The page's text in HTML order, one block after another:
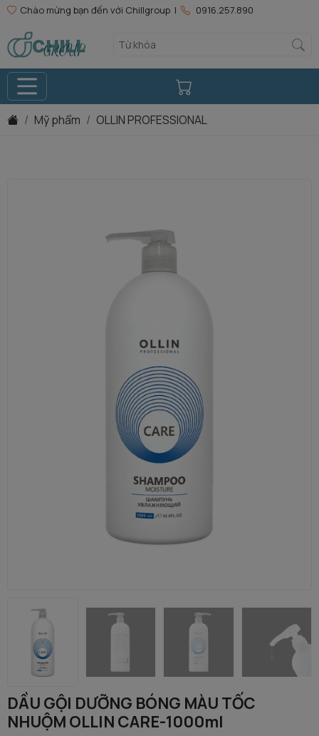
Chào mừng bạn đến với Chillgroup | 0916.257.890
Mỹ phẩm OLLIN PROFESSIONAL
DẦU GỘI DƯỠNG BÓNG MÀU TỐC
NHUỘM OLLIN CARE-1000ml